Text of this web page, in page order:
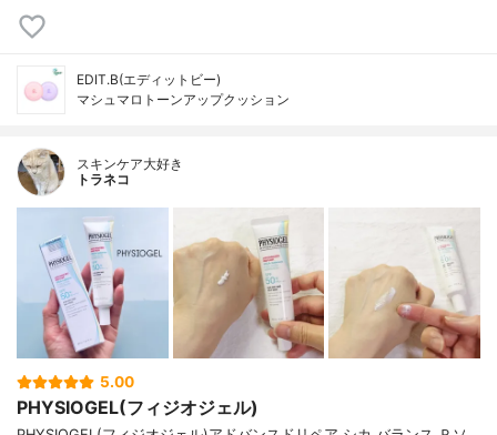
EDIT.B(エディットビー)
マシュマロトーンアップクッション
スキンケア大好き
トラネコ
5.00
PHYSIOGEL(フィジオジェル)